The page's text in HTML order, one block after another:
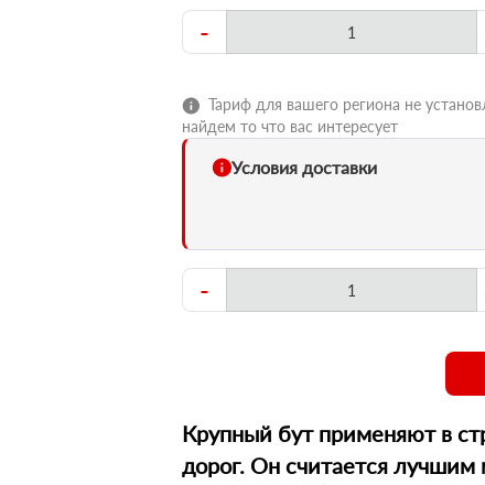
-
Тариф для вашего региона не
найдем то что вас интересует
Условия доставки
-
Крупный бут применяют в
дорог. Он считается